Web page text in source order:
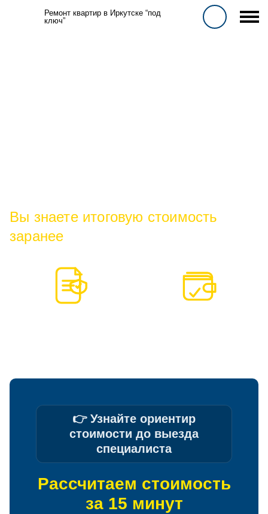
Ремонт квартир в Иркутске “под
ключ”
Вы знаете итоговую стоимость
заранее
👉 Узнайте ориентир
стоимости до выезда
специалиста
Рассчитаем стоимость
за 15 минут